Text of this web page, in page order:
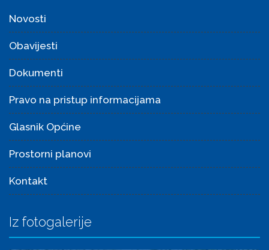
Novosti
Obavijesti
Dokumenti
Pravo na pristup informacijama
Glasnik Općine
Prostorni planovi
Kontakt
Iz fotogalerije